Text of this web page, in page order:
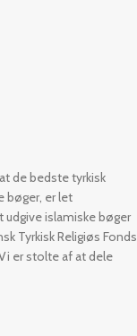
de bedste tyrkisk
bøger, er let
udgive islamiske bøger
Tyrkisk Religiøs Fonds
er stolte af at dele